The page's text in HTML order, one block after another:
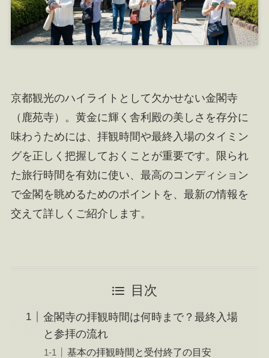
京都観光のハイライトとして欠かせない金閣寺
（鹿苑寺）。黄金に輝く舎利殿の美しさを存分に
味わうためには、拝観時間や最終入場のタイミン
グを正しく把握しておくことが重要です。限られ
た旅行時間を有効に使い、最高のコンディション
で金閣を眺めるためのポイントを、最新の情報を
交えて詳しくご紹介します。
目次
金閣寺の拝観時間は何時まで？最終入場
と参拝の流れ
基本の拝観時間と受付終了の目安